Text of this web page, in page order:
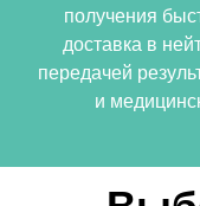
получения
доставка в
передачей
и